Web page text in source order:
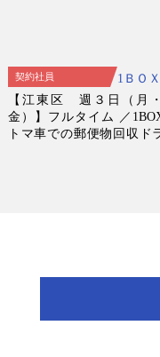
契約社員
1ＢＯ
【江東区 週３日（月
金）】フルタイム ／
トマ車での郵便物回収ド